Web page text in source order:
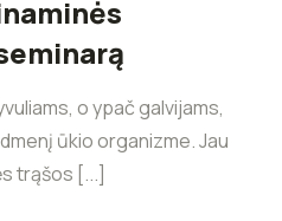
o ypač galvijams,
ūkio organizme. Jau
trąšos [...]